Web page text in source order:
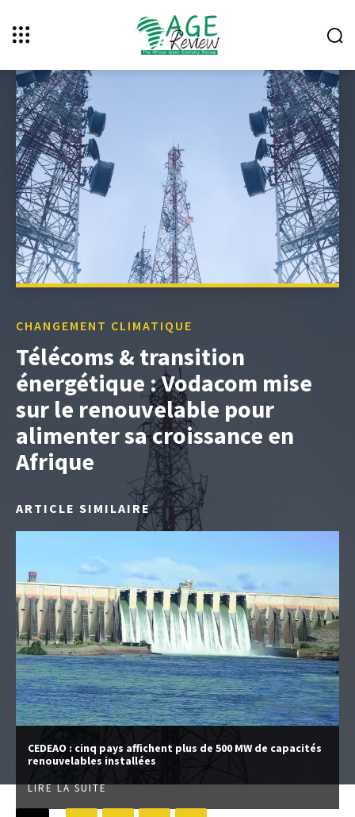
CHANGEMENT CLIMATIQUE
Télécoms & transition
énergétique : Vodacom mise
sur le renouvelable pour
alimenter sa croissance en
Afrique
ARTICLE SIMILAIRE
CEDEAO : cinq pays affichent plus de 500 MW de capacités
renouvelables installées
LIRE LA SUITE